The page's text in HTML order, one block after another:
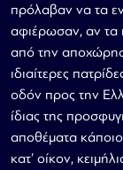
πρόλαβαν να τα
αφιέρωσαν, αν τα
από την
ιδιαίτερες
οδόν προς την
ίδιας της
αποθέματα
κατ’ οίκον,